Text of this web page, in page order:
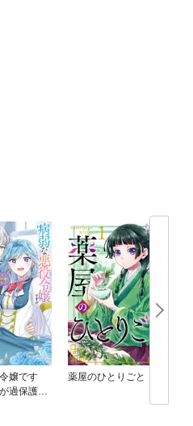
嬢です
過保護す
薬屋のひとりごと